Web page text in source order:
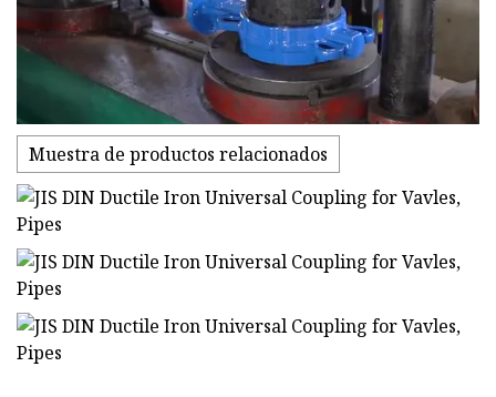
Muestra de productos relacionados